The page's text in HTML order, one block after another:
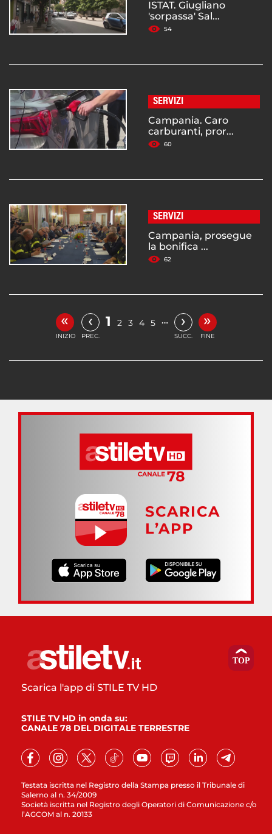
ISTAT. Giugliano
'sorpassa' Sal...
54
SERVIZI
Campania. Caro
carburanti, pror...
60
SERVIZI
Campania, prosegue
la bonifica ...
62
«
INIZIO
‹
PREC.
1 2 3 4 5 … ›
SUCC.
»
FINE
SCARICA
L’APP
Testata iscritta nel Registro della Stampa presso il Tribunale di
Salerno al n. 34/2009
Società iscritta nel Registro degli Operatori di Comunicazione c/o
l’AGCOM al n. 20133
Scarica l'app di STILE TV HD
STILE TV HD in onda su:
CANALE 78 DEL DIGITALE TERRESTRE